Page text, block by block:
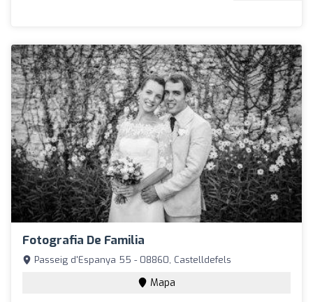
Fotografia De Familia
Passeig d'Espanya 55 - 08860, Castelldefels
Mapa